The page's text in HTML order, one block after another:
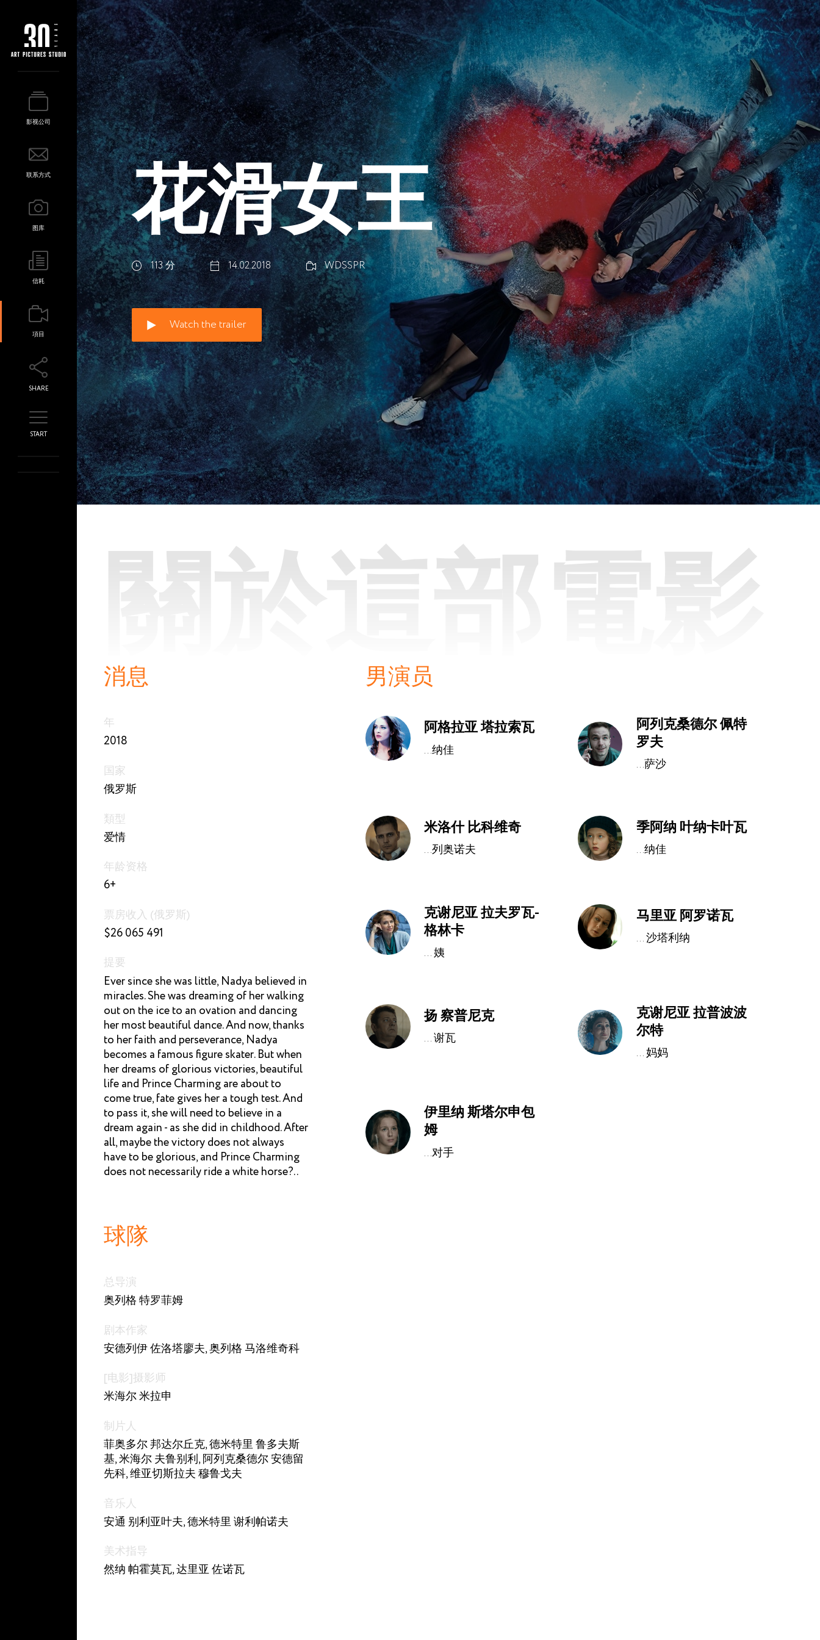
影视公司
联系方式
图库
信耗
項目
SHARE
START
花滑女王
113 分 14.02.2018 WDSSPR
Watch the trailer
關於這部電影
消息
年
2018
国家
俄罗斯
類型
爱情
年龄资格
6+
票房收入 (俄罗斯)
$26 065 491
提要
Ever since she was little, Nadya believed in
miracles. She was dreaming of her walking
out on the ice to an ovation and dancing
her most beautiful dance. And now, thanks
to her faith and perseverance, Nadya
becomes a famous figure skater. But when
her dreams of glorious victories, beautiful
life and Prince Charming are about to
come true, fate gives her a tough test. And
to pass it, she will need to believe in a
dream again - as she did in childhood. After
all, maybe the victory does not always
have to be glorious, and Prince Charming
does not necessarily ride a white horse?..
球隊
总导演
奥列格 特罗菲姆
剧本作家
安德列伊 佐洛塔廖夫, 奥列格 马洛维奇科
[电影]摄影师
米海尔 米拉申
制片人
菲奥多尔 邦达尔丘克, 德米特里 鲁多夫斯
基, 米海尔 夫鲁别利, 阿列克桑德尔 安德留
先科, 维亚切斯拉夫 穆鲁戈夫
音乐人
安通 别利亚叶夫, 德米特里 谢利帕诺夫
美术指导
然纳 帕霍莫瓦, 达里亚 佐诺瓦
男演员
阿格拉亚 塔拉索瓦
...纳佳
阿列克桑德尔 佩特
罗夫
...萨沙
米洛什 比科维奇
...列奥诺夫
季阿纳 叶纳卡叶瓦
...纳佳
克谢尼亚 拉夫罗瓦-
格林卡
... 姨
马里亚 阿罗诺瓦
... 沙塔利纳
扬 察普尼克
... 谢瓦
克谢尼亚 拉普波波
尔特
... 妈妈
伊里纳 斯塔尔申包
姆
...对手